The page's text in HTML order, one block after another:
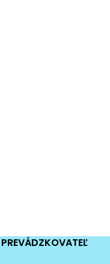
PREVÁDZKOVATEĽ